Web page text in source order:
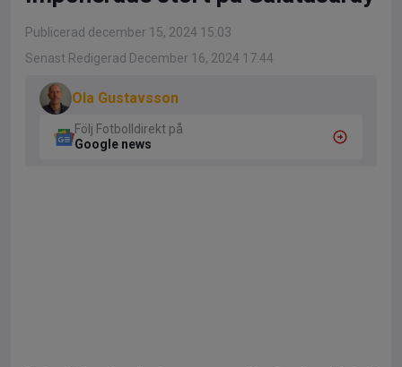
Publicerad december 15, 2024 15:03
Senast Redigerad December 16, 2024 17:44
Ola Gustavsson
Följ Fotbolldirekt på
Google news